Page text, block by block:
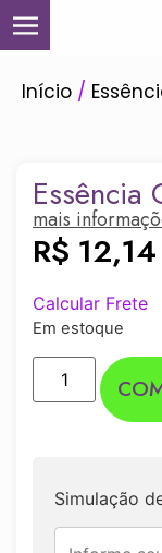
Início /
Essência
mais
R$ 12,14
Calcular Frete
Em estoque
Simulação